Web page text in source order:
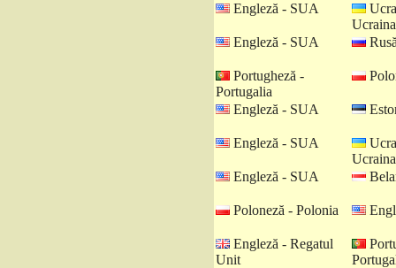
Engleză - SUA
Ucraina
Engleză - SUA
Portugheză -
Portugalia
Engleză - SUA
Engleză - SUA
Ucraina
Engleză - SUA
Poloneză - Polonia
Engleză - Regatul
Unit